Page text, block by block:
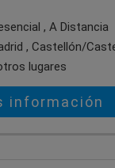
, A Distancia
, Castellón/
lugares
información